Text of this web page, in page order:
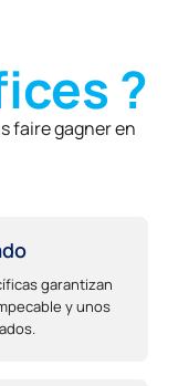
?
faire gagner en
garantizan
y unos